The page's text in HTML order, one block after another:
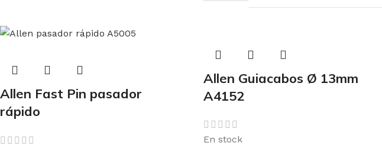
Allen Fast Pin pasador
rápido
Allen Guiacabos Ø 13mm
A4152
En stock